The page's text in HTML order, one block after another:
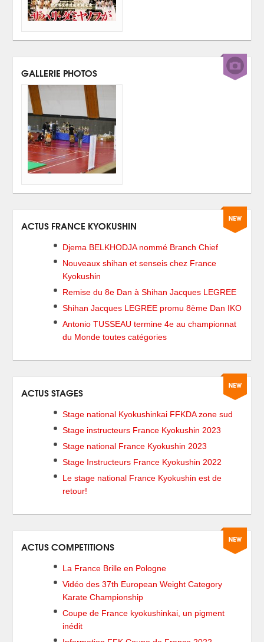
GALLERIE PHOTOS
ACTUS FRANCE KYOKUSHIN
Djema BELKHODJA nommé Branch Chief
Nouveaux shihan et senseis chez France
Kyokushin
Remise du 8e Dan à Shihan Jacques LEGREE
Shihan Jacques LEGREE promu 8ème Dan IKO
Antonio TUSSEAU termine 4e au championnat
du Monde toutes catégories
ACTUS STAGES
Stage national Kyokushinkai FFKDA zone sud
Stage instructeurs France Kyokushin 2023
Stage national France Kyokushin 2023
Stage Instructeurs France Kyokushin 2022
Le stage national France Kyokushin est de
retour!
ACTUS COMPETITIONS
La France Brille en Pologne
Vidéo des 37th European Weight Category
Karate Championship
Coupe de France kyokushinkai, un pigment
inédit